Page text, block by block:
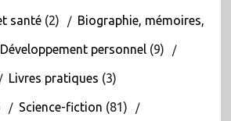
santé(2) Biographie, mémoires,
Développement personnel(9)
Livres pratiques (3)
Science-fiction (81)